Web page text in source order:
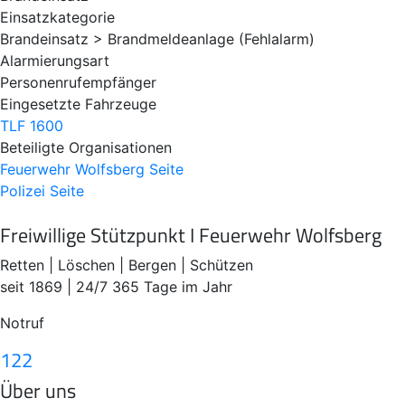
Einsatzkategorie
Brandeinsatz > Brandmeldeanlage (Fehlalarm)
Alarmierungsart
Personenrufempfänger
Eingesetzte Fahrzeuge
TLF 1600
Beteiligte Organisationen
Feuerwehr Wolfsberg Seite
Polizei Seite
Freiwillige Stützpunkt I Feuerwehr Wolfsberg
Retten | Löschen | Bergen | Schützen
seit 1869 | 24/7 365 Tage im Jahr
Notruf
122
Über uns